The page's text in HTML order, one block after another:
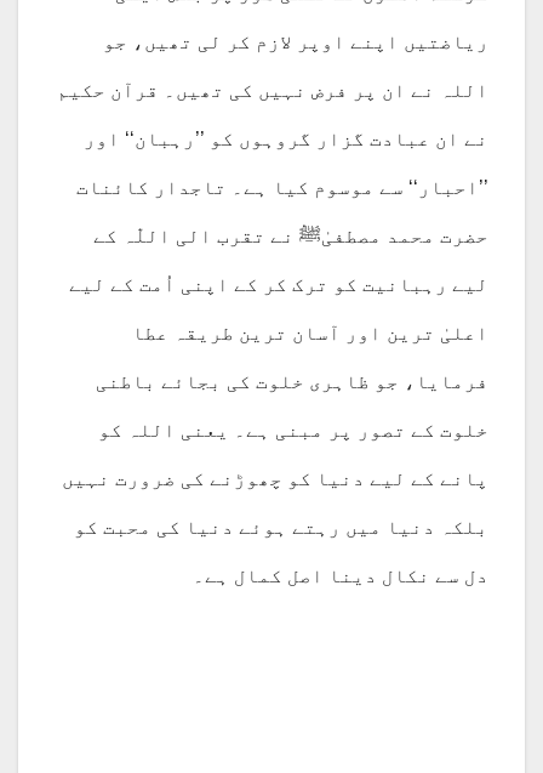
ریاضتیں اپنے اوپر لازم کر لی تھیں، جو
اللہ نے ان پر فرض نہیں کی تھیں۔ قرآن حکیم
نے ان عبادت گزار گروہوں کو ’’رہبان‘‘ اور
’’احبار‘‘ سے موسوم کیا ہے۔ تاجدار کائنات
حضرت محمد مصطفیٰﷺ نے تقرب الی اللّٰہ کے
لیے رہبانیت کو ترک کر کے اپنی اُمت کے لیے
اعلیٰ ترین اور آسان ترین طریقہ عطا
فرمایا، جو ظاہری خلوت کی بجائے باطنی
خلوت کے تصور پر مبنی ہے۔ یعنی اللہ کو
پانے کے لیے دنیا کو چھوڑنے کی ضرورت نہیں
بلکہ دنیا میں رہتے ہوئے دنیا کی محبت کو
دل سے نکال دینا اصل کمال ہے۔